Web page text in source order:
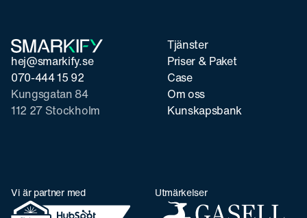
hej@smarkify.se
070-444 15 92
Kungsgatan 84
112 27 Stockholm
Tjänster
Priser & Paket
Case
Om oss
Kunskapsbank
Vi är partner med Utmärkelser